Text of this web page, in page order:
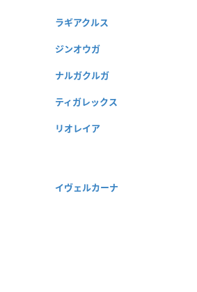
ラギアクルス
ジンオウガ
ナルガクルガ
ティガレックス
リオレイア
イヴェルカーナ